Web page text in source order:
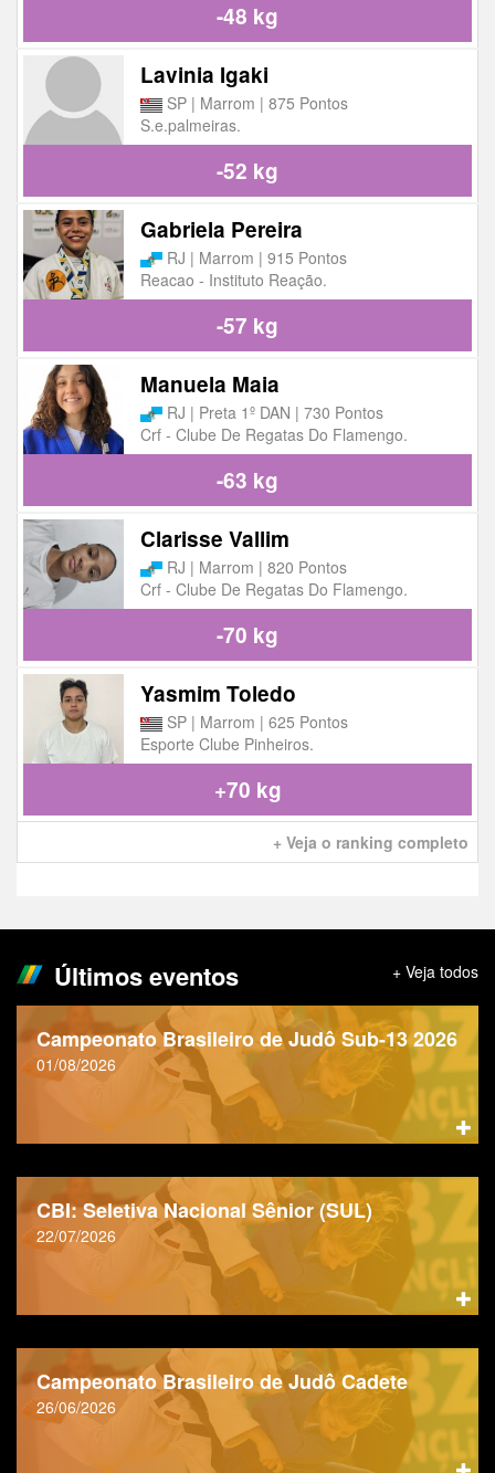
-48 kg
Lavinia Igaki
SP | Marrom | 875 Pontos
S.e.palmeiras.
-52 kg
Gabriela Pereira
RJ | Marrom | 915 Pontos
Reacao - Instituto Reação.
-57 kg
Manuela Maia
RJ | Preta 1º DAN | 730 Pontos
Crf - Clube De Regatas Do Flamengo.
-63 kg
Clarisse Vallim
RJ | Marrom | 820 Pontos
Crf - Clube De Regatas Do Flamengo.
-70 kg
Yasmim Toledo
SP | Marrom | 625 Pontos
Esporte Clube Pinheiros.
+70 kg
+ Veja o ranking completo
Últimos eventos + Veja todos
Campeonato Brasileiro de Judô Sub-13 2026
01/08/2026
CBI: Seletiva Nacional Sênior (SUL)
22/07/2026
Campeonato Brasileiro de Judô Cadete
26/06/2026